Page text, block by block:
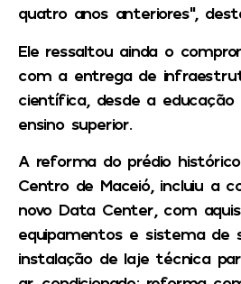
quatro anos anteriores”,
Ele ressaltou ainda o
com a entrega de
científica, desde a
ensino superior.
A reforma do prédio
Centro de Maceió, incluiu a
novo Data Center, com
equipamentos e sistema de
instalação de laje técnica